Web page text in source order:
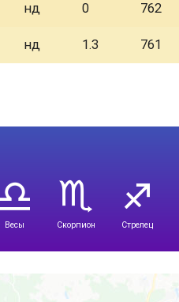
нд 0 762
нд 1.3 761
Весы Скорпион Стрелец